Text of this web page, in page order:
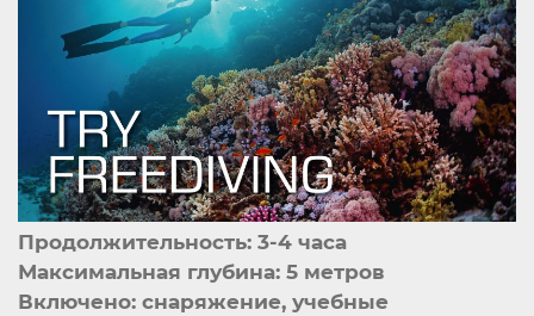
Продолжительность: 3-4 часа
Максимальная глубина: 5 метров
Включено: снаряжение, учебные